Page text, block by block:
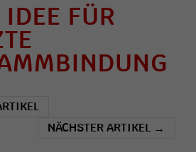
FÜR
NÄCHSTER ARTIKEL →